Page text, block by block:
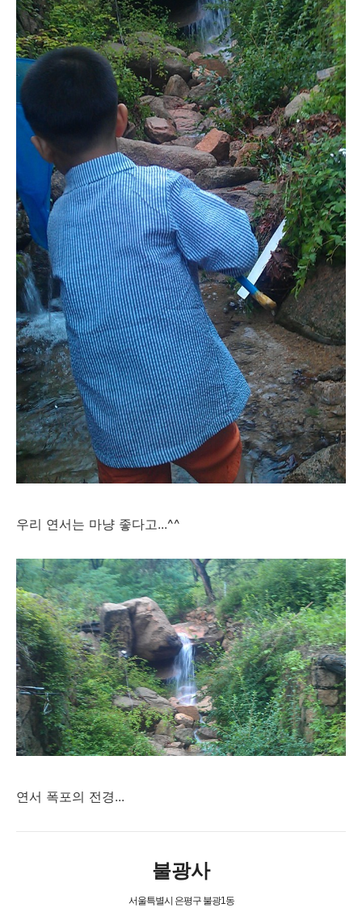
우리 연서는 마냥 좋다고...^^
연서 폭포의 전경...